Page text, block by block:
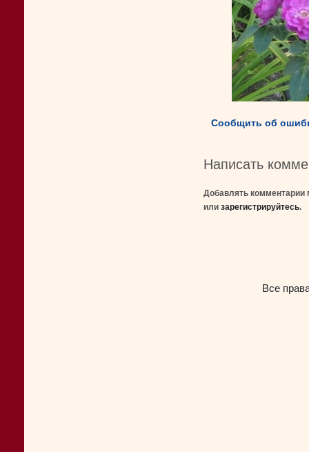
Сообщить об
Написать
Добавлять комментарии
или зарегистрируйтесь.
Все